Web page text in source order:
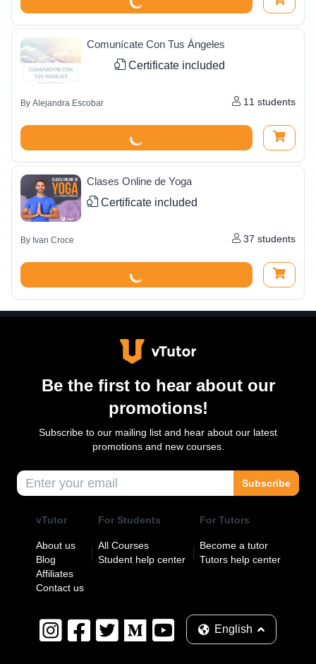
Comunícate Con Tus Ángeles
Certificate included
By Alejandra Escobar 11 students
Clases Online de Yoga
Certificate included
By Ivan Croce 37 students
Be the first to hear about our
promotions!
Subscribe to our mailing list and hear about our latest
promotions and new courses.
Subscribe
vTutor
About us
Blog
Affiliates
Contact us
For Students
All Courses
Student help center
For Tutors
Become a tutor
Tutors help center
English